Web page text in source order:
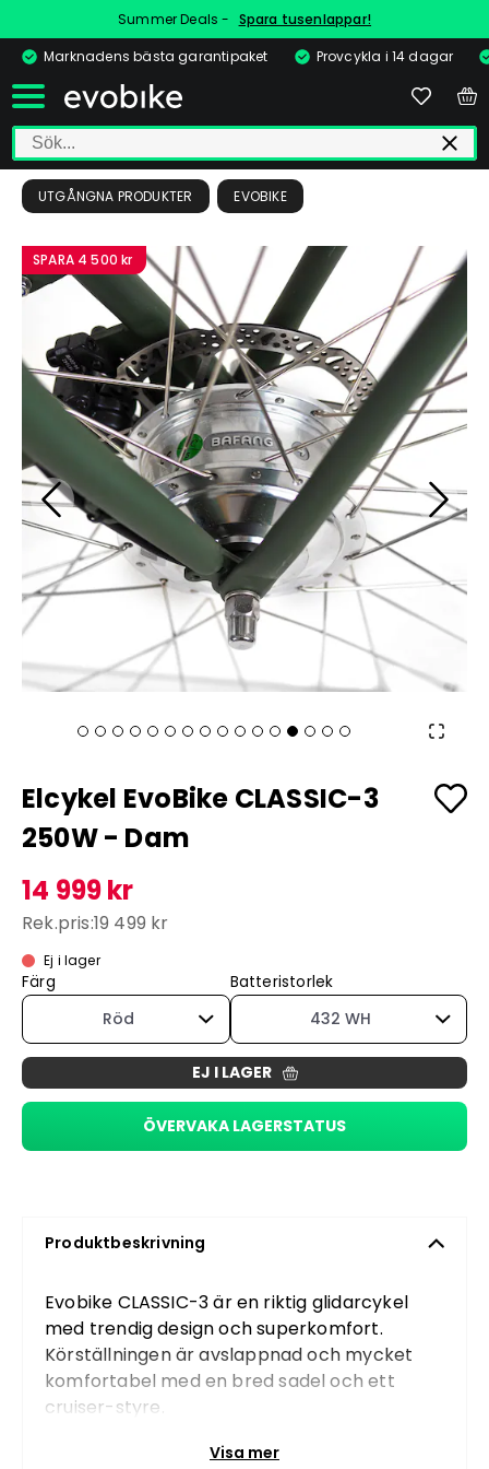
Summer Deals - Spara tusenlappar!
Marknadens bästa garantipaket
Provcykla i 14 dagar
UTGÅNGNA PRODUKTER EVOBIKE
SPARA 4 500 kr
Elcykel EvoBike CLASSIC-3
250W - Dam
14 999 kr
Rek.pris:19 499 kr
Ej i lager
Färg
Röd
Batteristorlek
432 WH
EJ I LAGER
ÖVERVAKA LAGERSTATUS
Produktbeskrivning
Evobike CLASSIC-3 är en riktig glidarcykel
med trendig design och superkomfort.
Körställningen är avslappnad och mycket
komfortabel med en bred sadel och ett
cruiser-styre.
Visa mer